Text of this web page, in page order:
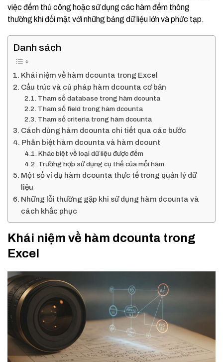
việc đếm thủ công hoặc sử dụng các hàm đếm thông
thường khi đối mặt với những bảng dữ liệu lớn và phức tạp.
Danh sách
Khái niệm về hàm dcounta trong Excel
Cấu trúc và cú pháp hàm dcounta cơ bản
Tham số database trong hàm dcounta
Tham số field trong hàm dcounta
Tham số criteria trong hàm dcounta
Cách dùng hàm dcounta chi tiết qua các bước
Phân biệt hàm dcounta và hàm dcount
Khác biệt về loại dữ liệu được đếm
Trường hợp sử dụng cụ thể của mỗi hàm
Một số ví dụ hàm dcounta thực tế trong quản lý dữ
liệu
Những lỗi thường gặp khi sử dụng hàm dcounta và
cách khắc phục
Khái niệm về hàm dcounta trong
Excel